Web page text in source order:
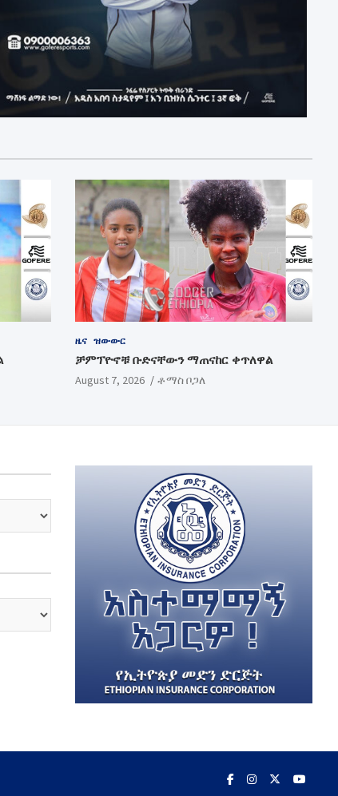
ዜና ዝውውር
ቻምፕዮኖቹ ቡድናቸውን ማጠናከር ቀጥለዋል
August 7, 2026 ቶማስ ቦጋለ